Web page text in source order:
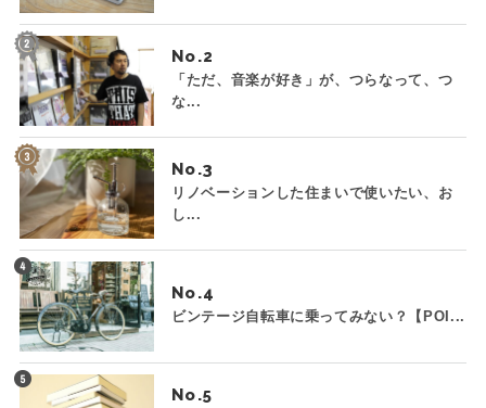
No.
「ただ、音楽が好き」が、つらなって、つ
な...
No.
リノベーションした住まいで使いたい、お
し...
No.
ビンテージ自転車に乗ってみない？【POI...
No.